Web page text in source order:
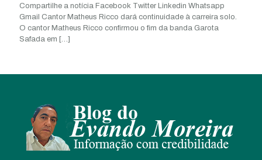
Compartilhe a notícia Facebook Twitter Linkedin Whatsapp
Gmail Cantor Matheus Ricco dará continuidade à carreira solo.
O cantor Matheus Ricco confirmou o fim da banda Garota
Safada em […]